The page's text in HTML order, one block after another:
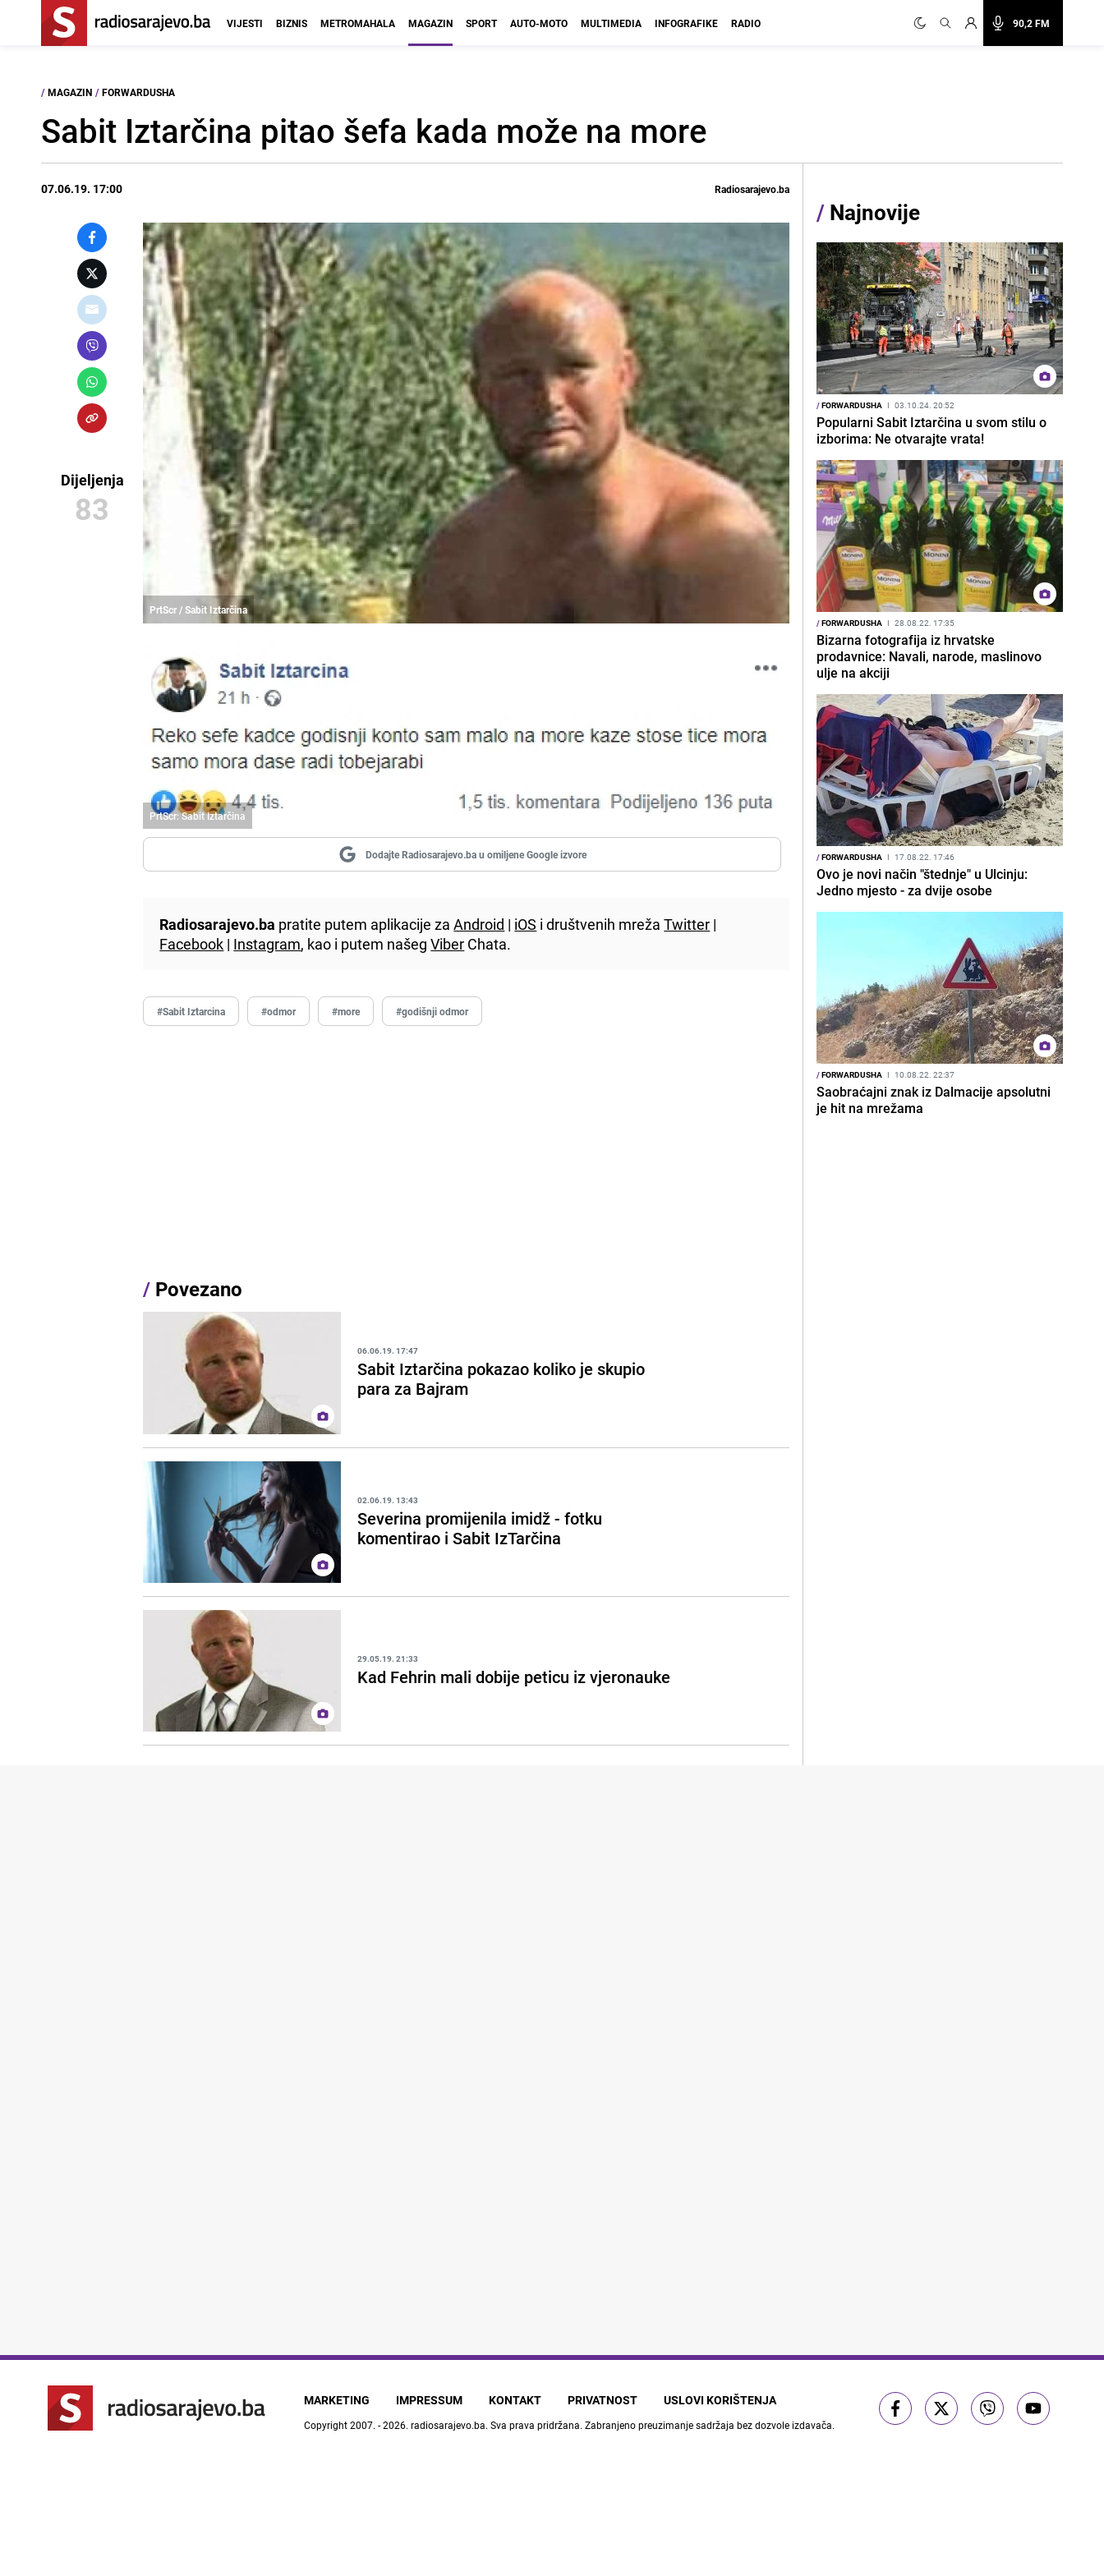
90,2 FM
VIJESTI BIZNIS METROMAHALA MAGAZIN SPORT AUTO-MOTO MULTIMEDIA INFOGRAFIKE RADIO
/ MAGAZIN / FORWARDUSHA
Sabit Iztarčina pitao šefa kada može na more
07.06.19. 17:00 Radiosarajevo.ba
Dijeljenja
83
PrtScr / Sabit Iztarčina
PrtScr: Sabit Iztarčina
Dodajte Radiosarajevo.ba u omiljene Google izvore
Radiosarajevo.ba pratite putem aplikacije zaAndroid | iOS i društvenih mrežaTwitter |
Facebook | Instagram, kao i putem našegViber Chata.
#Sabit Iztarcina #odmor #more #godišnji odmor
/ Povezano
06.06.19. 17:47
Sabit Iztarčina pokazao koliko je skupio
para za Bajram
02.06.19. 13:43
Severina promijenila imidž - fotku
komentirao i Sabit IzTarčina
29.05.19. 21:33
Kad Fehrin mali dobije peticu iz vjeronauke
/ Najnovije
/FORWARDUSHA I 03.10.24. 20:52
Popularni Sabit Iztarčina u svom stilu o
izborima: Ne otvarajte vrata!
/FORWARDUSHA I 28.08.22. 17:35
Bizarna fotografija iz hrvatske
prodavnice: Navali, narode, maslinovo
ulje na akciji
/FORWARDUSHA I 17.08.22. 17:46
Ovo je novi način "štednje" u Ulcinju:
Jedno mjesto - za dvije osobe
/FORWARDUSHA I 10.08.22. 22:37
Saobraćajni znak iz Dalmacije apsolutni
je hit na mrežama
MARKETING IMPRESSUM KONTAKT PRIVATNOST USLOVI KORIŠTENJA
Copyright 2007. - 2026. radiosarajevo.ba. Sva prava pridržana. Zabranjeno preuzimanje sadržaja bez dozvole izdavača.